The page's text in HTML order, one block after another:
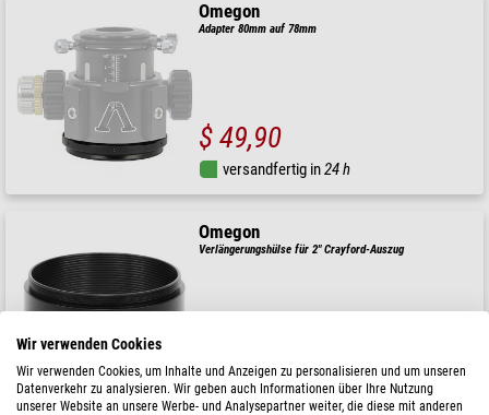
Omegon
Adapter 80mm auf 78mm
$ 49,90
versandfertig in24 h
Omegon
Verlängerungshülse für 2" Crayford-Auszug
$ 19,90
versandfertig in24 h
Wir verwenden Cookies
Wir verwenden Cookies, um Inhalte und Anzeigen zu personalisieren und um unseren
Datenverkehr zu analysieren. Wir geben auch Informationen über Ihre Nutzung
unserer Website an unsere Werbe- und Analysepartner weiter, die diese mit anderen